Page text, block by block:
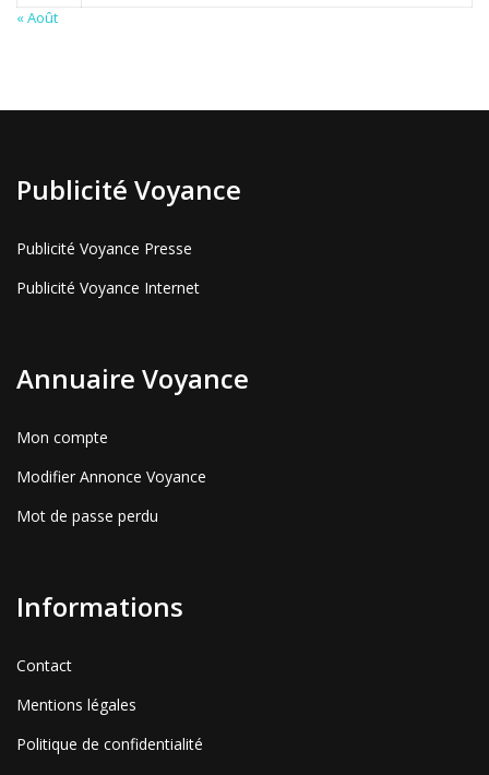
« Août
Publicité Voyance
Publicité Voyance Presse
Publicité Voyance Internet
Annuaire Voyance
Mon compte
Modifier Annonce Voyance
Mot de passe perdu
Informations
Contact
Mentions légales
Politique de confidentialité